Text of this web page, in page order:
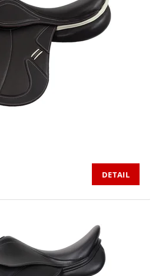
DETAIL